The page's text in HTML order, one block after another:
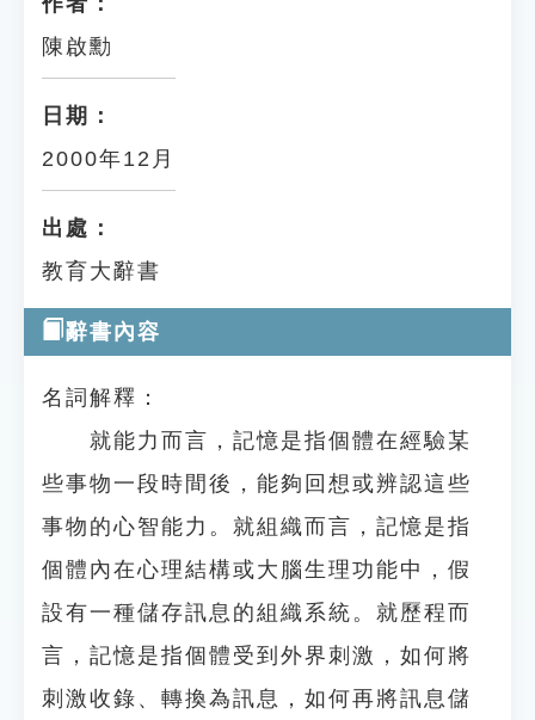
陳啟勳
日期：
2000年12月
出處：
教育大辭書
辭書內容
名詞解釋：
就能力而言，記憶是指個體在經驗某
些事物一段時間後，能夠回想或辨認這些
事物的心智能力。就組織而言，記憶是指
個體內在心理結構或大腦生理功能中，假
設有一種儲存訊息的組織系統。就歷程而
言，記憶是指個體受到外界刺激，如何將
刺激收錄、轉換為訊息，如何再將訊息儲